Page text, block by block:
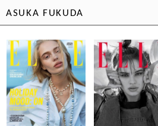
ASUKA FUKUDA